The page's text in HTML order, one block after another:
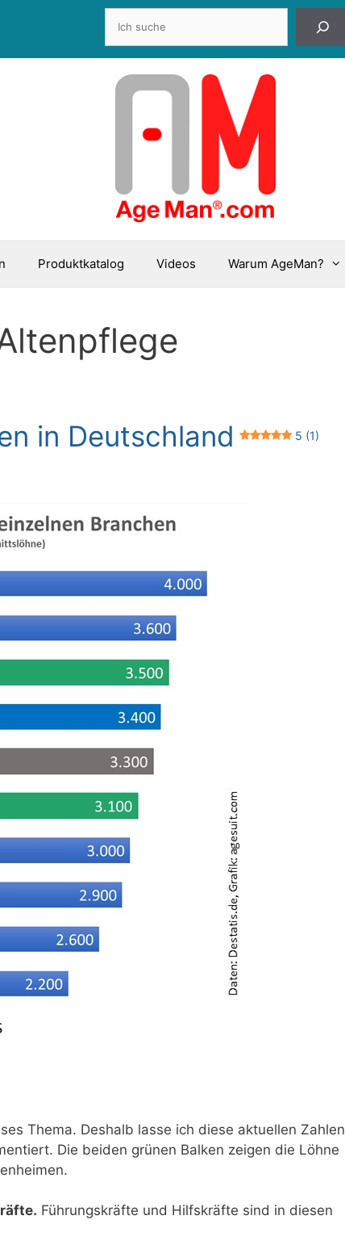
Produktkatalog Videos Warum AgeMan?
in Deutschland 5 (1)
Thema. Deshalb lasse ich diese aktuellen Zahlen
Die beiden grünen Balken zeigen die Löhne
Führungskräfte und Hilfskräfte sind in diesen